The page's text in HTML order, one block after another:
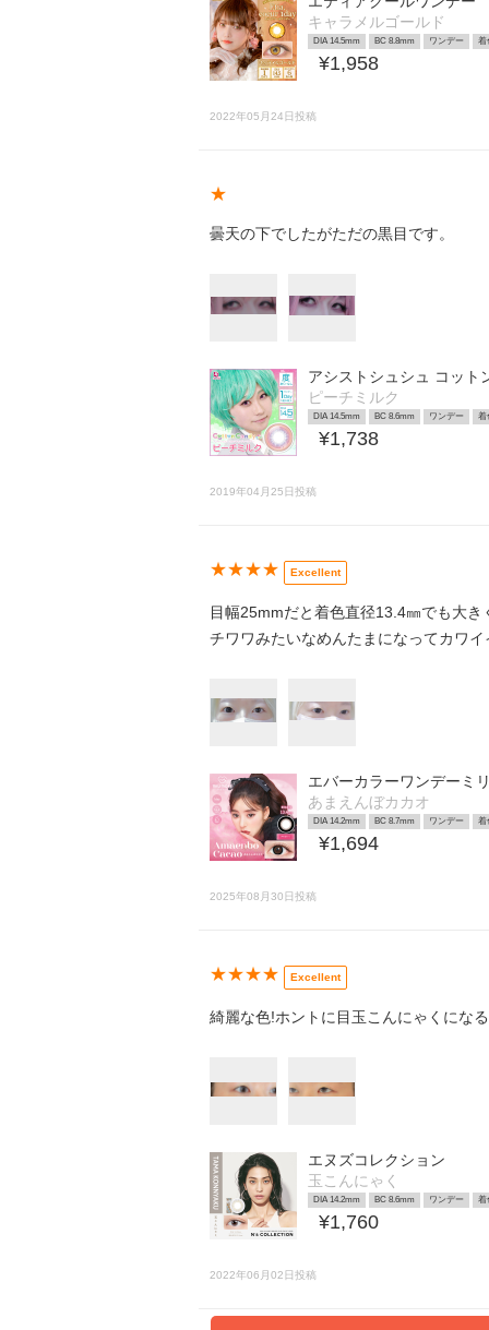
キャラメルゴールド
DIA 14.5mm BC 8.8mm ワンデー 着
¥1,958
2022年05月24日投稿
★
曇天の下でしたがただの黒目です。
アシストシュシュ コット
ピーチミルク
DIA 14.5mm BC 8.6mm ワンデー 着
¥1,738
2019年04月25日投稿
★★★★ Excellent
目幅25mmだと着色直径13.4㎜でも大き
チワワみたいなめんたまになってカワイ
エバーカラーワンデーミ
あまえんぼカカオ
DIA 14.2mm BC 8.7mm ワンデー 着
¥1,694
2025年08月30日投稿
★★★★ Excellent
綺麗な色!ホントに目玉こんにゃくになる
エヌズコレクション
玉こんにゃく
DIA 14.2mm BC 8.6mm ワンデー 着
¥1,760
2022年06月02日投稿